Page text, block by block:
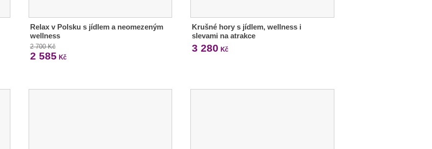
Relax v Polsku s jídlem a neomezeným
wellness
2 700 Kč
2 585 Kč
Krušné hory s jídlem, wellness i
slevami na atrakce
3 280 Kč